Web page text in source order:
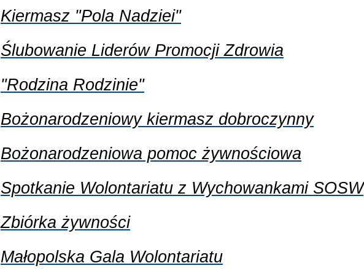
Kiermasz "Pola Nadziei"
Ślubowanie Liderów Promocji Zdrowia
"Rodzina Rodzinie"
Bożonarodzeniowy kiermasz dobroczynny
Bożonarodzeniowa pomoc żywnościowa
Spotkanie Wolontariatu z Wychowankami SOSW
Zbiórka żywności
Małopolska Gala Wolontariatu